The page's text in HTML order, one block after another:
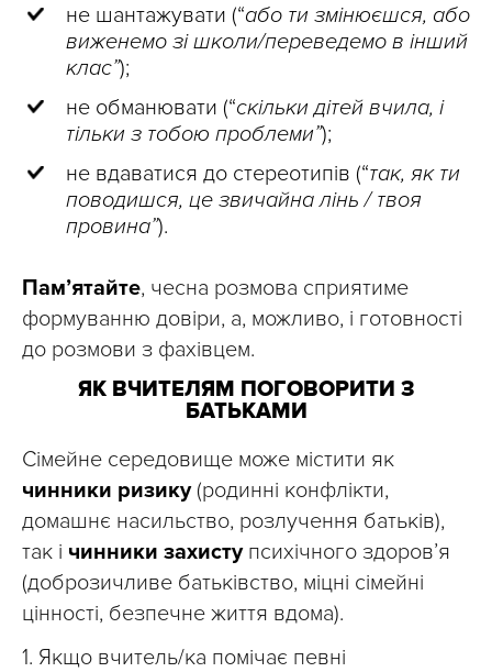
не шантажувати (“або ти змінюєшся, або
виженемо зі школи/переведемо в інший
клас”);
не обманювати (“скільки дітей вчила, і
тільки з тобою проблеми”);
не вдаватися до стереотипів (“так, як ти
поводишся, це звичайна лінь / твоя
провина”).
Пам’ятайте, чесна розмова сприятиме
формуванню довіри, а, можливо, і готовності
до розмови з фахівцем.
ЯК ВЧИТЕЛЯМ ПОГОВОРИТИ З
БАТЬКАМИ
Сімейне середовище може містити як
чинники ризику(родинні конфлікти,
домашнє насильство, розлучення батьків),
так і чинники захиступсихічного здоров’я
(доброзичливе батьківство, міцні сімейні
цінності, безпечне життя вдома).
1. Якщо вчитель/ка помічає певні